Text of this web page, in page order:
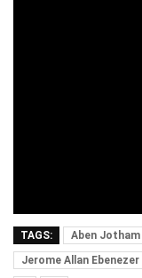
TAGS: Aben Jotham
Jerome Allan Ebenezer